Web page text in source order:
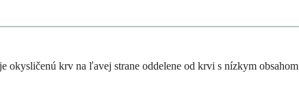
okysličenú krv na ľavej strane oddelene od krvi s nízkym obsahom